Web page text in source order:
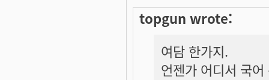
topgun wrote:
여담 한가지.
언젠가 어디서 국